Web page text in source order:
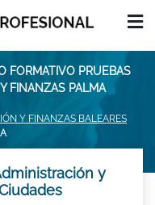
FORMATIVO PRUEBAS
FINANZAS PALMA
Y FINANZAS BALEARES
y